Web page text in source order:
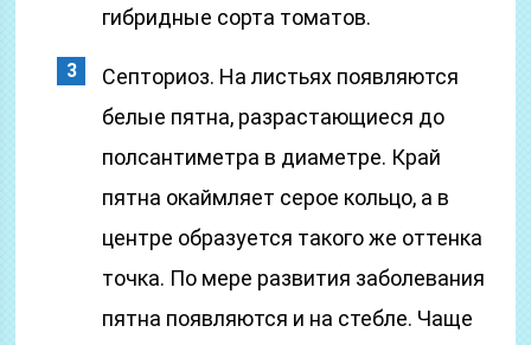
гибридные сорта томатов.
Септориоз. На листьях появляются
белые пятна, разрастающиеся до
полсантиметра в диаметре. Край
пятна окаймляет серое кольцо, а в
центре образуется такого же оттенка
точка. По мере развития заболевания
пятна появляются и на стебле. Чаще